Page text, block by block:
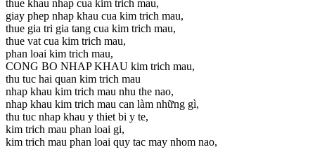
thue khau nhap cua kim trich mau,
giay phep nhap khau cua kim trich mau,
thue gia tri gia tang cua kim trich mau,
thue vat cua kim trich mau,
phan loai kim trich mau,
CONG BO NHAP KHAU kim trich mau,
thu tuc hai quan kim trich mau
nhap khau kim trich mau nhu the nao,
nhap khau kim trich mau can làm những gì,
thu tuc nhap khau y thiet bi y te,
kim trich mau phan loai gi,
kim trich mau phan loai quy tac may nhom nao,